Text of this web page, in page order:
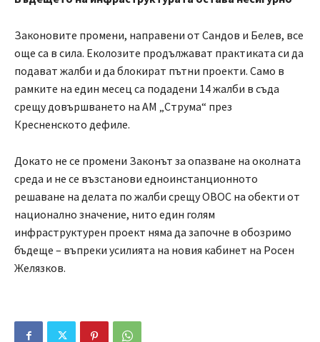
Законовите промени, направени от Сандов и Белев, все
още са в сила. Еколозите продължават практиката си да
подават жалби и да блокират пътни проекти. Само в
рамките на един месец са подадени 14 жалби в съда
срещу довършването на АМ „Струма“ през
Кресненското дефиле.
Докато не се промени Законът за опазване на околната
среда и не се възстанови едноинстанционното
решаване на делата по жалби срещу ОВОС на обекти от
национално значение, нито един голям
инфраструктурен проект няма да започне в обозримо
бъдеще – въпреки усилията на новия кабинет на Росен
Желязков.